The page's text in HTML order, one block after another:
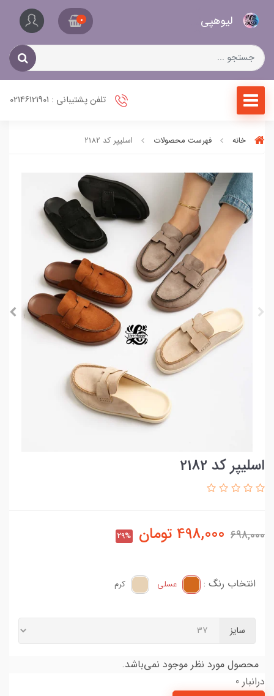
لیو‌هپی 0
تلفن پشتیبانی : 02146121901
خانه فهرست محصولات اسلیپر کد 2182
اسلیپر کد 2182
698,000
498,000 تومان 29%
انتخاب رنگ : عسلی کرم
سایز
محصول مورد نظر موجود نمی‌باشد.
درانبار 0